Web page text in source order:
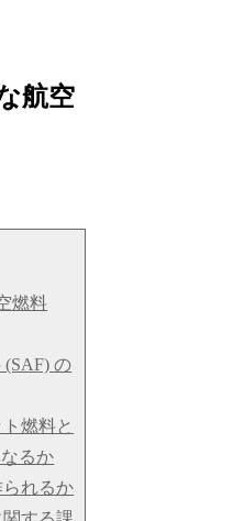
航空
燃料
の
燃料と
るか
れるか